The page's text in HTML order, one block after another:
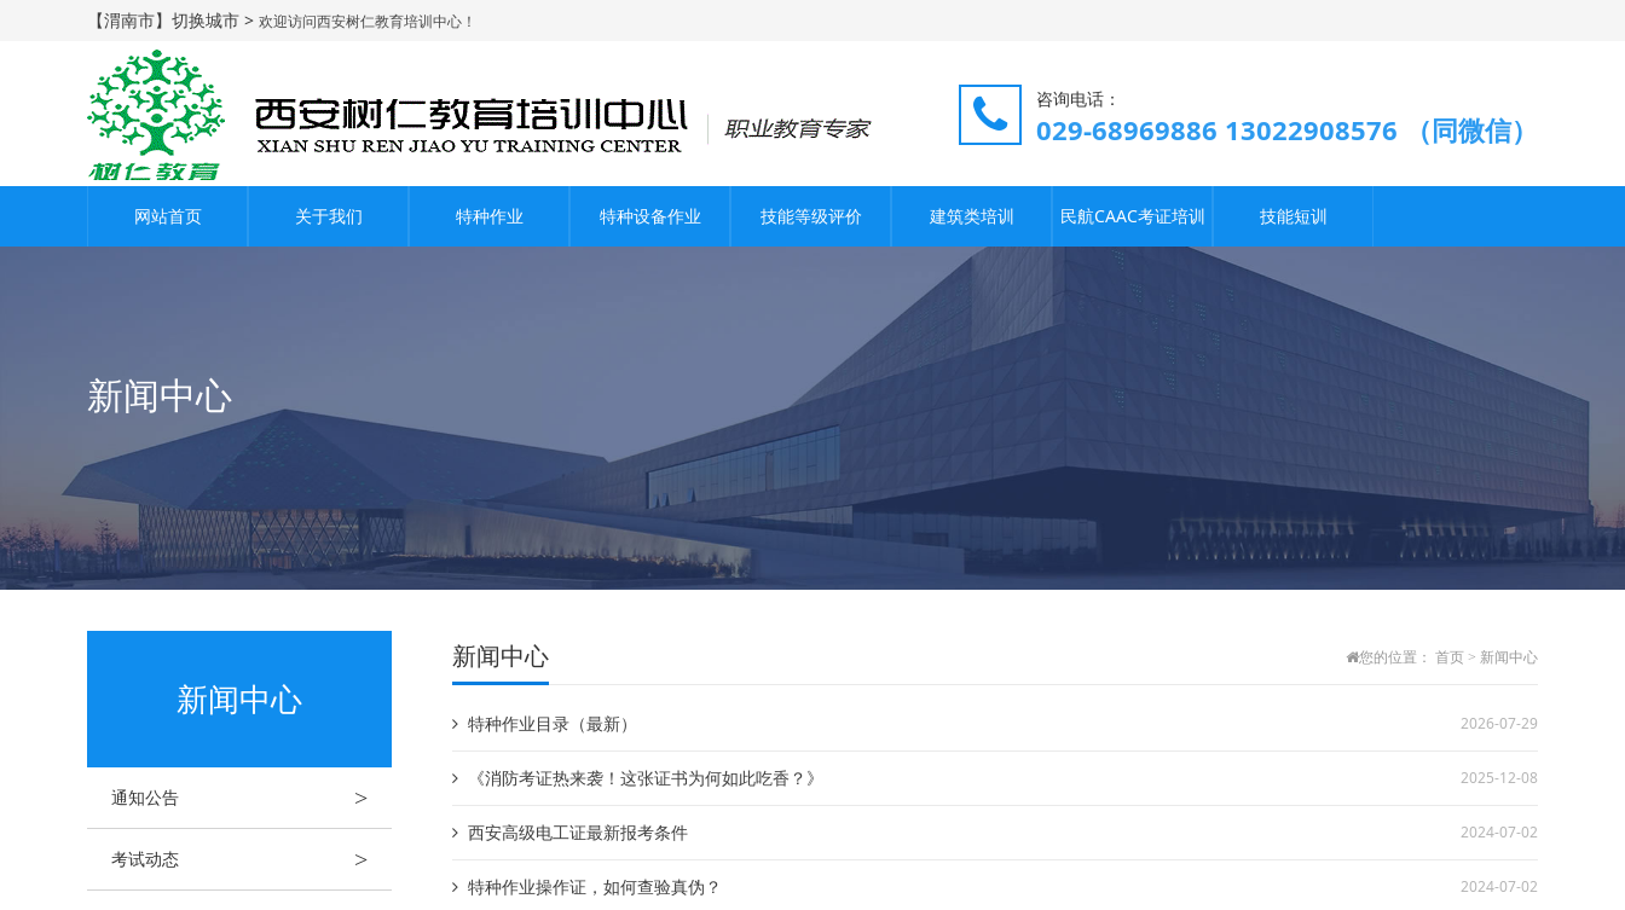
【渭南市】切换城市 > 欢迎访问西安树仁教育培训中心！
咨询电话：
029-68969886 13022908576 （同微信）
网站首页 关于我们 特种作业 特种设备作业 技能等级评价 建筑类培训 民航CAAC考证培训 技能短训
新闻中心
新闻中心
通知公告 >
考试动态 >
新闻中心 您的位置： 首页 > 新闻中心
特种作业目录（最新） 2026-07-29
《消防考证热来袭！这张证书为何如此吃香？》 2025-12-08
西安高级电工证最新报考条件 2024-07-02
特种作业操作证，如何查验真伪？ 2024-07-02